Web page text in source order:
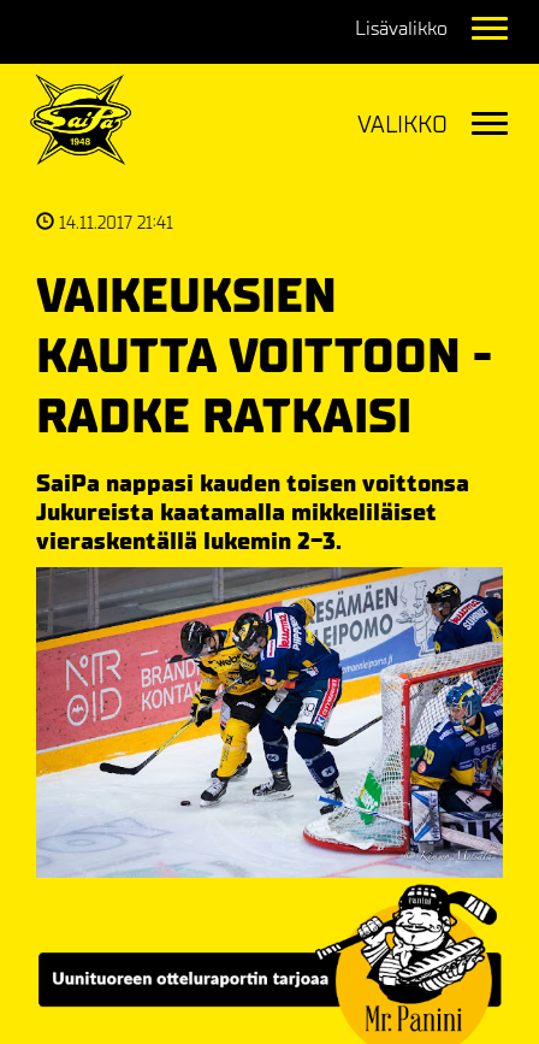
14.11.2017 21:41
VAIKEUKSIEN
KAUTTA VOITTOON -
RADKE RATKAISI
SaiPa nappasi kauden toisen voittonsa
Jukureista kaatamalla mikkeliläiset
vieraskentällä lukemin 2-3.